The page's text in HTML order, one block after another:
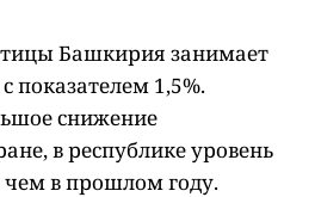
Башкирия занимает
показателем 1,5%.
снижение
в республике уровень
чем в прошлом году.